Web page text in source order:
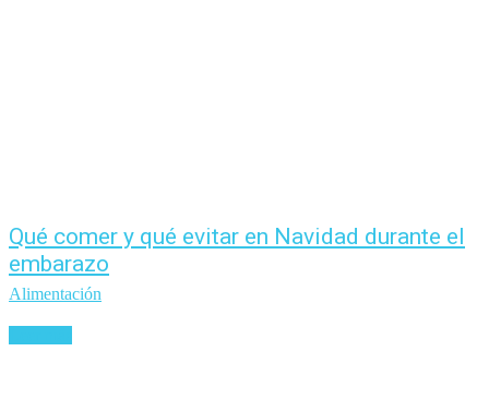
Qué comer y qué evitar en Navidad durante el
embarazo
Alimentación